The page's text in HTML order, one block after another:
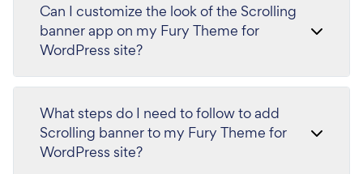
Can I customize the look of the Scrolling
banner app on my Fury Theme for
WordPress site?
What steps do I need to follow to add
Scrolling banner to my Fury Theme for
WordPress site?